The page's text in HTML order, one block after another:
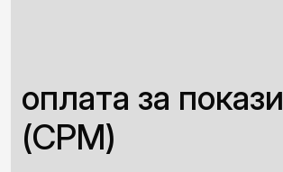
оплата за покази
(CPM)